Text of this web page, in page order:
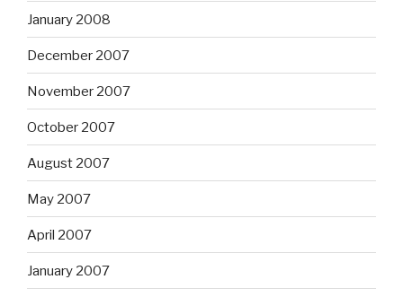
January 2008
December 2007
November 2007
October 2007
August 2007
May 2007
April 2007
January 2007